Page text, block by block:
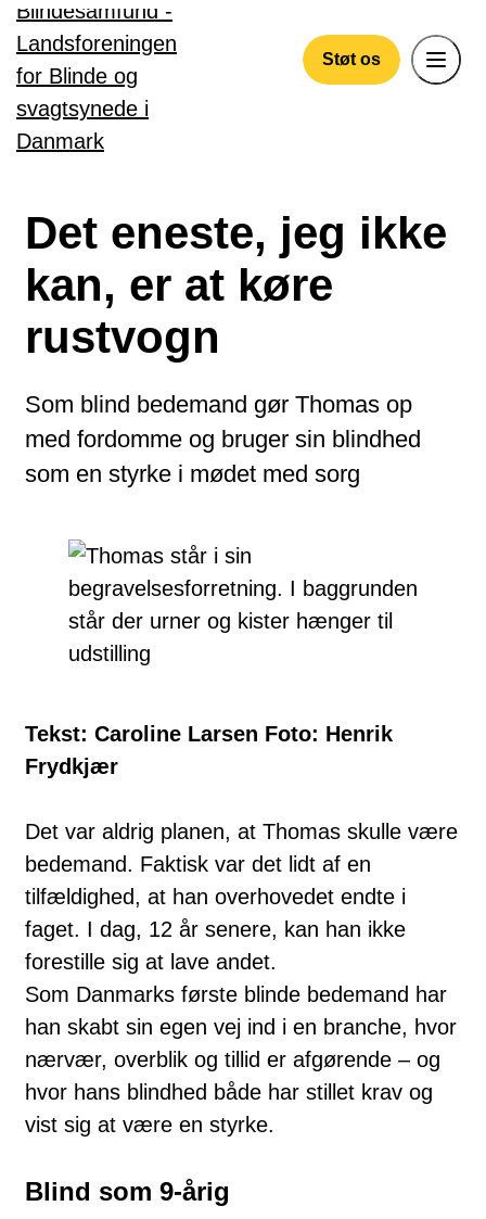
Gå til hovedindhold
Støt os
Det eneste, jeg ikke
kan, er at køre
rustvogn
Som blind bedemand gør Thomas op
med fordomme og bruger sin blindhed
som en styrke i mødet med sorg
Tekst: Caroline Larsen Foto: Henrik
Frydkjær
Det var aldrig planen, at Thomas skulle være
bedemand. Faktisk var det lidt af en
tilfældighed, at han overhovedet endte i
faget. I dag, 12 år senere, kan han ikke
forestille sig at lave andet.
Som Danmarks første blinde bedemand har
han skabt sin egen vej ind i en branche, hvor
nærvær, overblik og tillid er afgørende – og
hvor hans blindhed både har stillet krav og
vist sig at være en styrke.
Blind som 9-årig